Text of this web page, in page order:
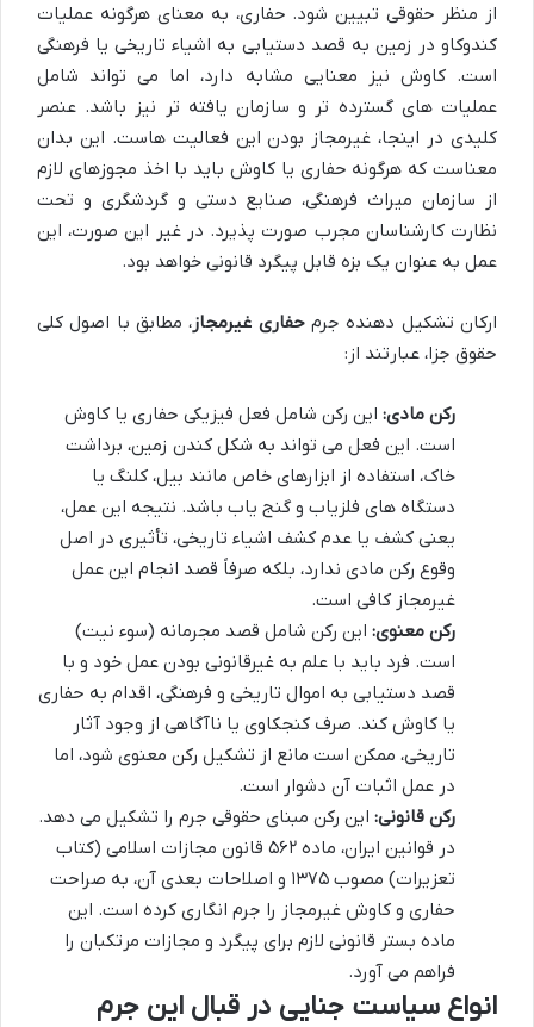
از منظر حقوقی تبیین شود. حفاری، به معنای هرگونه عملیات
کندوکاو در زمین به قصد دستیابی به اشیاء تاریخی یا فرهنگی
است. کاوش نیز معنایی مشابه دارد، اما می تواند شامل
عملیات های گسترده تر و سازمان یافته تر نیز باشد. عنصر
کلیدی در اینجا، غیرمجاز بودن این فعالیت هاست. این بدان
معناست که هرگونه حفاری یا کاوش باید با اخذ مجوزهای لازم
از سازمان میراث فرهنگی، صنایع دستی و گردشگری و تحت
نظارت کارشناسان مجرب صورت پذیرد. در غیر این صورت، این
عمل به عنوان یک بزه قابل پیگرد قانونی خواهد بود.
ارکان تشکیل دهنده جرمحفاری غیرمجاز، مطابق با اصول کلی
حقوق جزا، عبارتند از:
رکن مادی: این رکن شامل فعل فیزیکی حفاری یا کاوش
است. این فعل می تواند به شکل کندن زمین، برداشت
خاک، استفاده از ابزارهای خاص مانند بیل، کلنگ یا
دستگاه های فلزیاب و گنج یاب باشد. نتیجه این عمل،
یعنی کشف یا عدم کشف اشیاء تاریخی، تأثیری در اصل
وقوع رکن مادی ندارد، بلکه صرفاً قصد انجام این عمل
غیرمجاز کافی است.
رکن معنوی: این رکن شامل قصد مجرمانه (سوء نیت)
است. فرد باید با علم به غیرقانونی بودن عمل خود و با
قصد دستیابی به اموال تاریخی و فرهنگی، اقدام به حفاری
یا کاوش کند. صرف کنجکاوی یا ناآگاهی از وجود آثار
تاریخی، ممکن است مانع از تشکیل رکن معنوی شود، اما
در عمل اثبات آن دشوار است.
رکن قانونی: این رکن مبنای حقوقی جرم را تشکیل می دهد.
در قوانین ایران، ماده ۵۶۲ قانون مجازات اسلامی (کتاب
تعزیرات) مصوب ۱۳۷۵ و اصلاحات بعدی آن، به صراحت
حفاری و کاوش غیرمجاز را جرم انگاری کرده است. این
ماده بستر قانونی لازم برای پیگرد و مجازات مرتکبان را
فراهم می آورد.
انواع سیاست جنایی در قبال این جرم